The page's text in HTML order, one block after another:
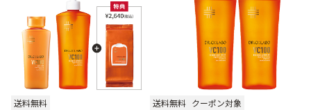
送料無料 送料無料 クーポン対象